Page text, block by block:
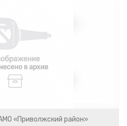
«Приволжский район»